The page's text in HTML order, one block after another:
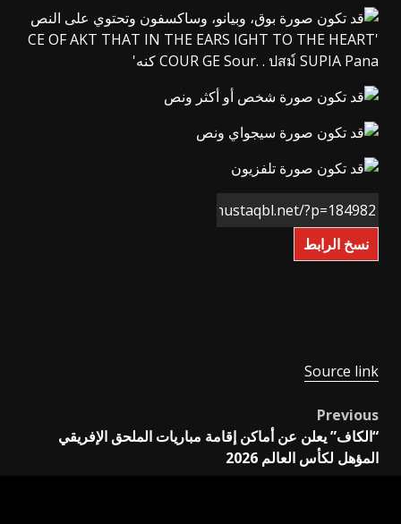
نسخ الرابط
Source link
Post
navigation
Previous
“الكاف” يعلن عن أماكن إقامة مباريات الملحق الإفريقي
المؤهل لكأس العالم 2026